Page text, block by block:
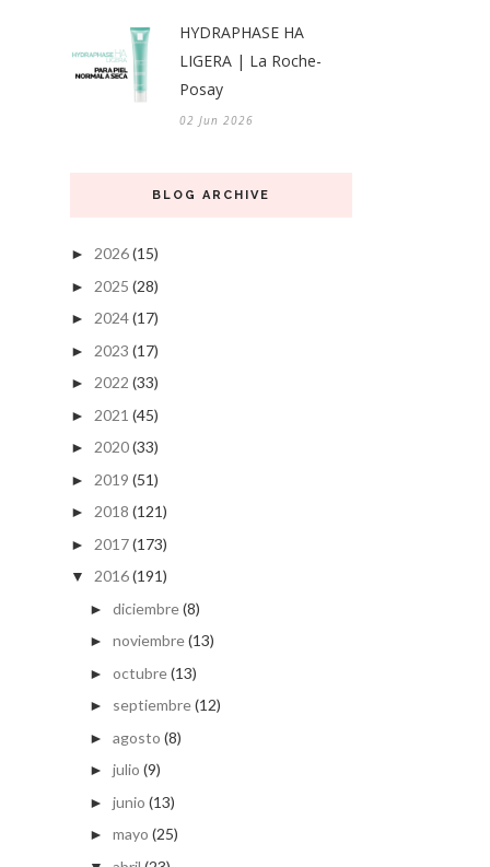
HYDRAPHASE HA
LIGERA | La Roche-
Posay
02 Jun 2026
BLOG ARCHIVE
► 2026(15)
► 2025 (28)
► 2024(17)
► 2023 (17)
► 2022 (33)
► 2021 (45)
► 2020(33)
► 2019 (51)
► 2018 (121)
► 2017(173)
▼ 2016(191)
► diciembre(8)
► noviembre(13)
► octubre(13)
► septiembre(12)
► agosto (8)
► julio (9)
► junio (13)
► mayo (25)